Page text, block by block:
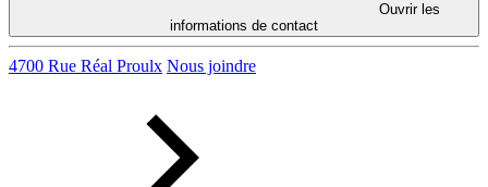
Ouvrir les
informations de contact
4700 Rue Réal Proulx Nous joindre